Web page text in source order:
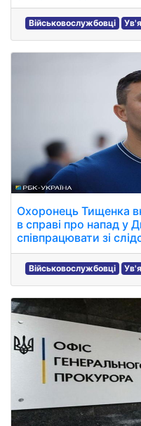
Військовослужбовці
Охоронець Тищенка
в справі про напад у
співпрацювати зі
Військовослужбовці